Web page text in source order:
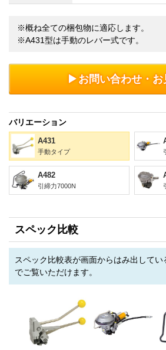
※概ね全ての梱包物に適応します。
※A431型は手動のレバー式です。
お問い合わせ・お
バリエーション
A431
手動タイプ
A482
引締力7000N
スペック比較
スペック比較表が画面からはみ出して
でご覧いただけます。